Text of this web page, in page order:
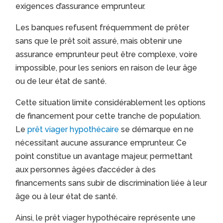
exigences d’assurance emprunteur.
Les banques refusent fréquemment de prêter
sans que le prêt soit assuré, mais obtenir une
assurance emprunteur peut être complexe, voire
impossible, pour les seniors en raison de leur âge
ou de leur état de santé.
Cette situation limite considérablement les options
de financement pour cette tranche de population.
Leprêt viager hypothécaire se démarque en ne
nécessitant aucune assurance emprunteur. Ce
point constitue un avantage majeur, permettant
aux personnes âgées d’accéder à des
financements sans subir de discrimination liée à leur
âge ou à leur état de santé.
Ainsi, le prêt viager hypothécaire représente une